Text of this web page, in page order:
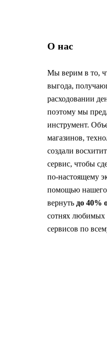
О нас
Мы верим в то,
выгода,
расходовании
поэтому мы
инструмент.
магазинов,
создали
сервис, чтобы
по-настоящему
помощью
вернуть до 40%
сотнях любимых
сервисов по